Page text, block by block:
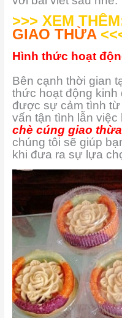
>>> XEM
GIAO THỪA
Hình thức hoạt
Bên cạnh thời gian
thức hoạt động kinh
được sự cảm tình
vấn tận tình lẫn việc
chè cúng giao thừa
chúng tôi sẽ giúp
khi đưa ra sự lựa